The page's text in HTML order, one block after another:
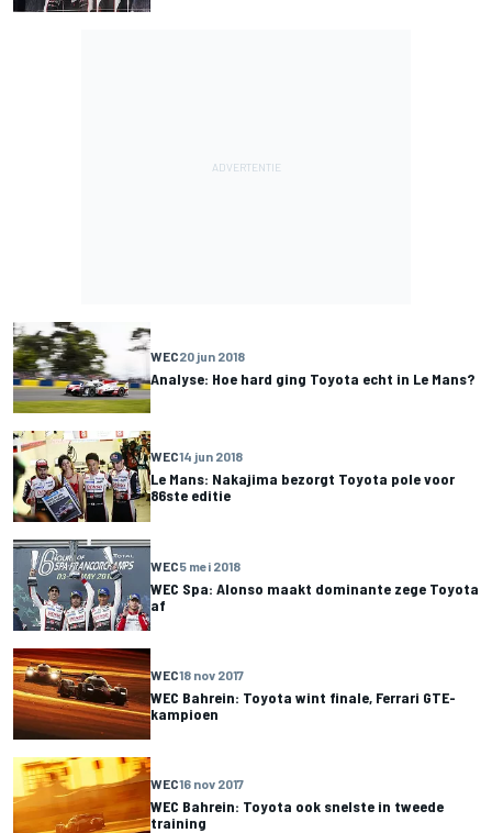
WEC20 jun 2018
Analyse: Hoe hard ging Toyota echt in Le Mans?
WEC14 jun 2018
Le Mans: Nakajima bezorgt Toyota pole voor
86ste editie
WEC5 mei 2018
WEC Spa: Alonso maakt dominante zege Toyota
af
WEC18 nov 2017
WEC Bahrein: Toyota wint finale, Ferrari GTE-
kampioen
WEC16 nov 2017
WEC Bahrein: Toyota ook snelste in tweede
training